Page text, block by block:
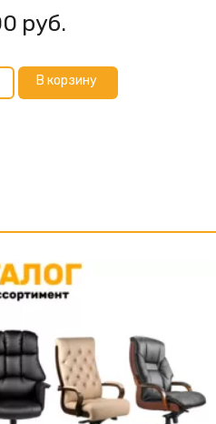
руб.
В корзину